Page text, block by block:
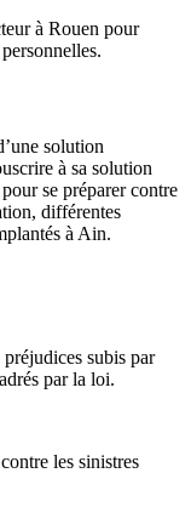
à Rouen pour
solution
à sa solution
se préparer contre
différentes
à Ain.
subis par
par la loi.
les sinistres